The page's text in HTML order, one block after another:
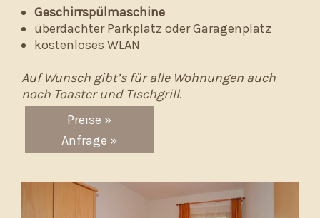
Geschirrspülmaschine
überdachter Parkplatz oder Garagenplatz
kostenloses WLAN
Auf Wunsch gibt’s für alle Wohnungen auch
noch Toaster und Tischgrill.
Preise »
Anfrage »